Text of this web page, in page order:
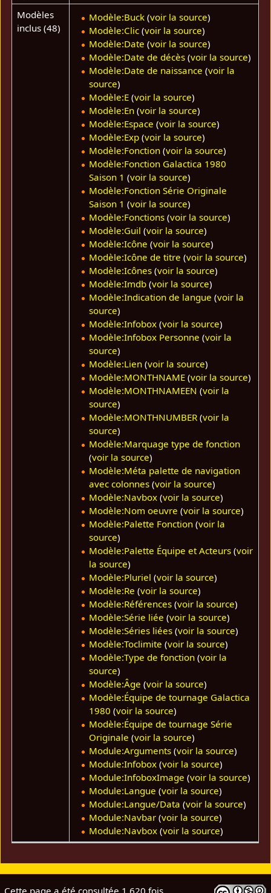
Modèles
inclus (48)
Modèle:Buck (voir la source)
Modèle:Clic (voir la source)
Modèle:Date (voir la source)
Modèle:Date de décès (voir la source)
Modèle:Date de naissance (voir la
source)
Modèle:E (voir la source)
Modèle:En (voir la source)
Modèle:Espace (voir la source)
Modèle:Exp (voir la source)
Modèle:Fonction (voir la source)
Modèle:Fonction Galactica 1980
Saison 1 (voir la source)
Modèle:Fonction Série Originale
Saison 1 (voir la source)
Modèle:Fonctions (voir la source)
Modèle:Guil (voir la source)
Modèle:Icône (voir la source)
Modèle:Icône de titre (voir la source)
Modèle:Icônes (voir la source)
Modèle:Imdb (voir la source)
Modèle:Indication de langue (voir la
source)
Modèle:Infobox (voir la source)
Modèle:Infobox Personne (voir la
source)
Modèle:Lien (voir la source)
Modèle:MONTHNAME (voir la source)
Modèle:MONTHNAMEEN (voir la
source)
Modèle:MONTHNUMBER (voir la
source)
Modèle:Marquage type de fonction
(voir la source)
Modèle:Méta palette de navigation
avec colonnes (voir la source)
Modèle:Navbox (voir la source)
Modèle:Nom oeuvre (voir la source)
Modèle:Palette Fonction (voir la
source)
Modèle:Palette Équipe et Acteurs (voir
la source)
Modèle:Pluriel (voir la source)
Modèle:Re (voir la source)
Modèle:Références (voir la source)
Modèle:Série liée (voir la source)
Modèle:Séries liées (voir la source)
Modèle:Toclimite (voir la source)
Modèle:Type de fonction (voir la
source)
Modèle:Âge (voir la source)
Modèle:Équipe de tournage Galactica
1980 (voir la source)
Modèle:Équipe de tournage Série
Originale (voir la source)
Module:Arguments (voir la source)
Module:Infobox (voir la source)
Module:InfoboxImage (voir la source)
Module:Langue (voir la source)
Module:Langue/Data (voir la source)
Module:Navbar (voir la source)
Module:Navbox (voir la source)
Cette page a été consultée 1 620 fois.